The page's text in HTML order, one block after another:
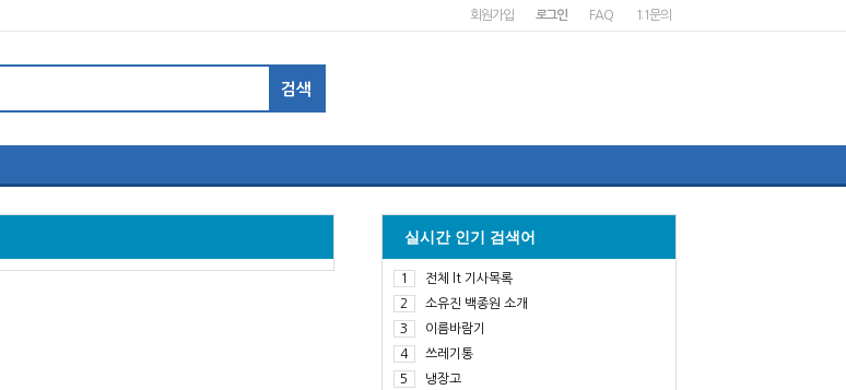
회원가입 로그인 FAQ 1:1문의
실시간 인기 검색어
1
전체 lt 기사목록
2
소유진 백종원 소개
3
이름바람기
4
쓰레기통
5
냉장고